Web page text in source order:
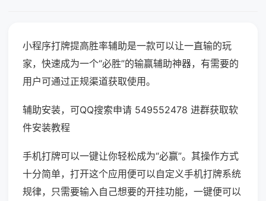
小程序打牌提高胜率辅助是一款可以让一直输的玩
家，快速成为一个“必胜”的输赢辅助神器，有需要的
用户可通过正规渠道获取使用。
辅助安装，可QQ搜索申请 549552478 进群获取软
件安装教程
手机打牌可以一键让你轻松成为“必赢”。其操作方式
十分简单，打开这个应用便可以自定义手机打牌系统
规律，只需要输入自己想要的开挂功能，一键便可以